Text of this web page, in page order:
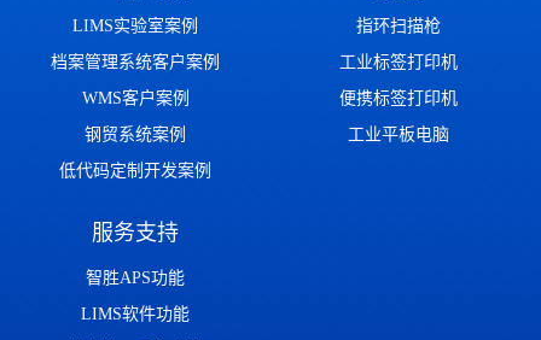
LIMS实验室案例
档案管理系统客户案例
WMS客户案例
钢贸系统案例
低代码定制开发案例
指环扫描枪
工业标签打印机
便携标签打印机
工业平板电脑
服务支持
智胜APS功能
LIMS软件功能